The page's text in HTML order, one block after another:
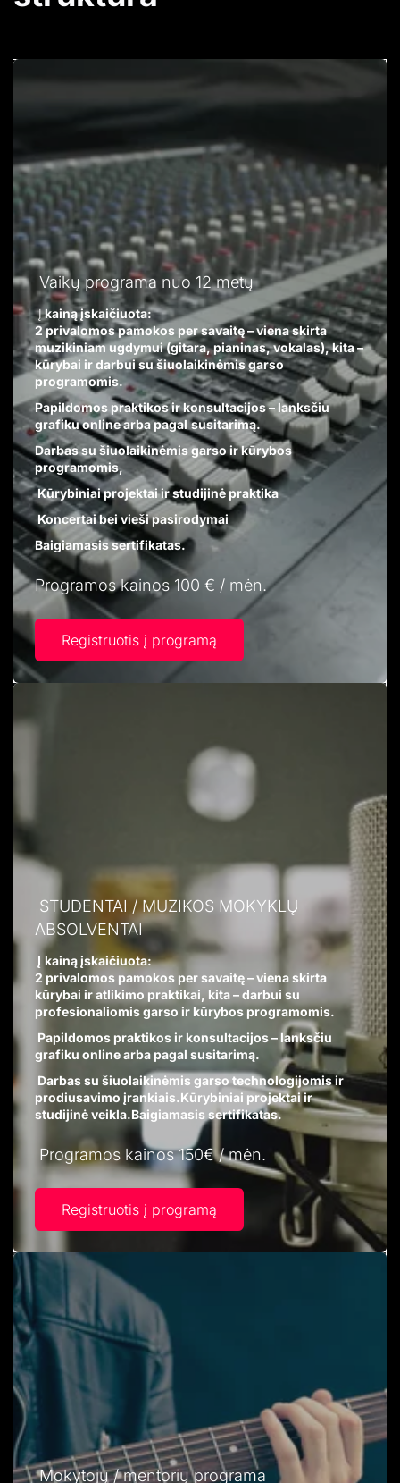
Vaikų programa nuo 12 metų
Programos kainos 100 € / mėn.
Įkainą įskaičiuota:
2 privalomos pamokos per savaitę – viena skirta
muzikiniam ugdymui (gitara, pianinas, vokalas), kita –
kūrybai ir darbui su šiuolaikinėmis garso
programomis.
Papildomos praktikos ir konsultacijos – lanksčiu
grafiku online arba pagal susitarimą.
Darbas su šiuolaikinėmis garso ir kūrybos
programomis,
Kūrybiniai projektai ir studijinė praktika
Koncertai bei vieši pasirodymai
Baigiamasis sertifikatas.
Registruotis į programą
STUDENTAI / MUZIKOS MOKYKLŲ
ABSOLVENTAI
Programos kainos 150€ / mėn.
Į kainą įskaičiuota:
2 privalomos pamokos per savaitę – viena skirta
kūrybai ir atlikimo praktikai, kita – darbui su
profesionaliomis garso ir kūrybos programomis.
Papildomos praktikos ir konsultacijos – lanksčiu
grafiku online arba pagal susitarimą.
Darbas su šiuolaikinėmis garso technologijomis ir
prodiusavimo įrankiais.Kūrybiniai projektai ir
studijinė veikla.Baigiamasis sertifikatas.
Registruotis į programą
Mokytojų / mentorių programa